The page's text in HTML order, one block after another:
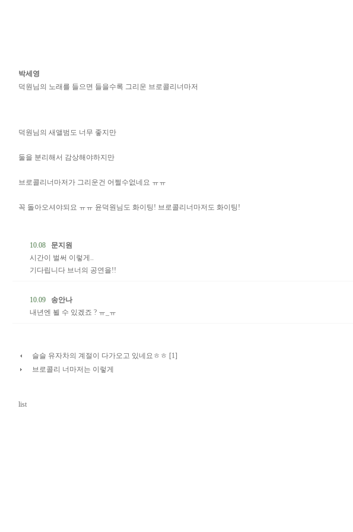
박세영
덕원님의 노래를 들으면 들을수록 그리운 브로콜리너마저
덕원님의 새앨범도 너무 좋지만
둘을 분리해서 감상해야하지만
브로콜리너마저가 그리운건 어쩔수없네요 ㅠㅠ
꼭 돌아오셔야되요 ㅠㅠ 윤덕원님도 화이팅! 브로콜리너마저도 화이팅!
10.08
문지원
시간이 벌써 이렇게..
기다립니다 브너의 공연을!!
10.09
송안나
내년엔 뵐 수 있겠죠 ? ㅠ_ㅠ
슬슬 유자차의 계절이 다가오고 있네요ㅎㅎ [1]
브로콜리 너마저는 이렇게
list